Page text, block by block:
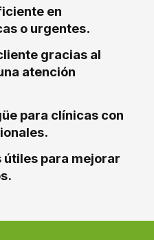
en
o urgentes.
gracias al
atención
para clínicas con
para mejorar